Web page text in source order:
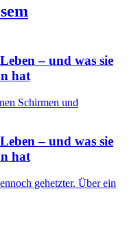
– und was sie
hat
– und was sie
hat
gehetzter. Über ein